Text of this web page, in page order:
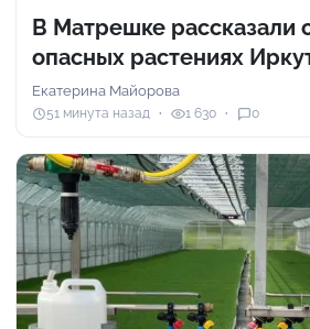
В Матрешке рассказали
опасных растениях
Екатерина Майорова
51 минута назад 1 630 0